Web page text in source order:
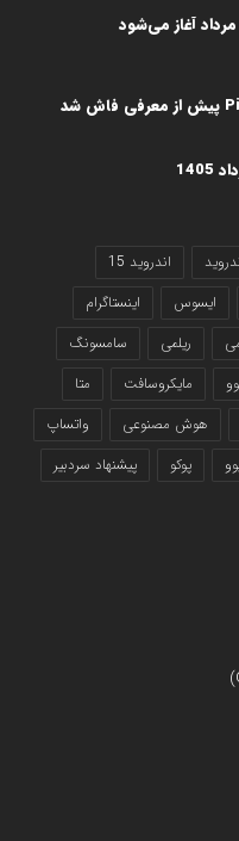
اندروید 15
ایسوس
اینستاگرام
ریلمی
سامسونگ
مایکروسافت
متا
هوش مصنوعی
واتساپ
پوکو
پیشنهاد سردبیر